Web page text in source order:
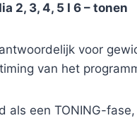
2, 3, 4, 5 I 6 – tonen
voor
van het
als een TONING-